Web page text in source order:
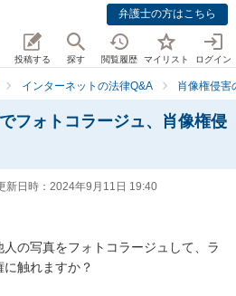
弁護士の方はこちら
投稿する 探す 閲覧履歴 マイリスト ログイン
インターネットの法律Q&A 肖像権侵害
フォトコラージュ、肖像権侵
新日時： 2024年9月11日 19:40
の写真をフォトコラージュして、ラ
触れますか？